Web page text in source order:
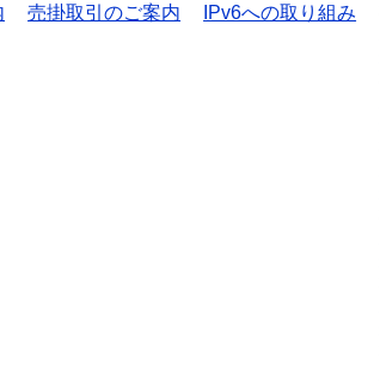
売掛取引のご案内
IPv6への取り組み